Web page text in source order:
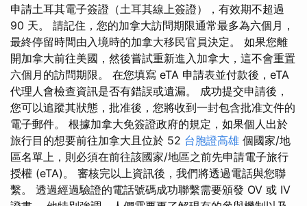
申請土耳其電子簽證（土耳其線上簽證），有效期不超過
90 天。 請記住，您的加拿大訪問期限通常最多為六個月，
最終停留時間由入境時的加拿大移民官員決定。 如果您離
開加拿大前往美國，然後嘗試重新進入加拿大，這不會重置
六個月的訪問期限。 在您填寫 eTA 申請表並付款後，eTA
代理人會檢查資訊是否有錯誤或遺漏。 成功提交申請後，
您可以追蹤其狀態，批准後，您將收到一封包含批准文件的
電子郵件。 根據加拿大免簽證政府的規定，如果個人出於
旅行目的想要前往加拿大且位於 52 台胞證高雄 個國家/地
區名單上，則必須在前往該國家/地區之前先申請電子旅行
授權 (eTA)。 審核完以上資訊後，我們將透過電話與您聯
繫。 透過經過驗證的電話號碼成功聯繫需要頒發 OV 或 IV